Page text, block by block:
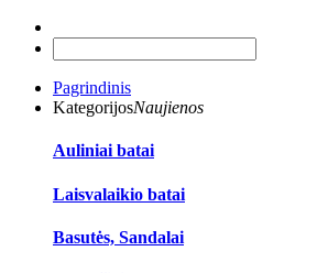
Pagrindinis
KategorijosNaujienos
Auliniai batai
Laisvalaikio batai
Basutės, Sandalai